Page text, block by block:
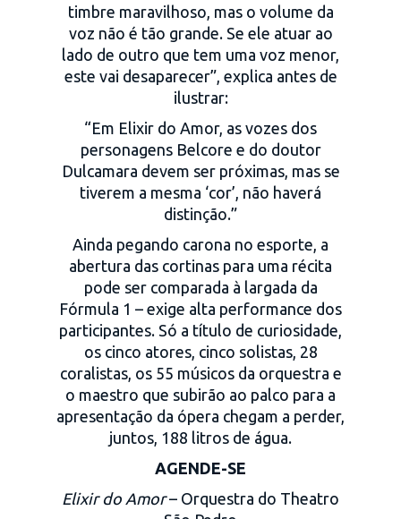
timbre maravilhoso, mas o volume da
voz não é tão grande. Se ele atuar ao
lado de outro que tem uma voz menor,
este vai desaparecer”, explica antes de
ilustrar:
“Em Elixir do Amor, as vozes dos
personagens Belcore e do doutor
Dulcamara devem ser próximas, mas se
tiverem a mesma ‘cor’, não haverá
distinção.”
Ainda pegando carona no esporte, a
abertura das cortinas para uma récita
pode ser comparada à largada da
Fórmula 1 – exige alta performance dos
participantes. Só a título de curiosidade,
os cinco atores, cinco solistas, 28
coralistas, os 55 músicos da orquestra e
o maestro que subirão ao palco para a
apresentação da ópera chegam a perder,
juntos, 188 litros de água.
AGENDE-SE
Elixir do Amor– Orquestra do Theatro